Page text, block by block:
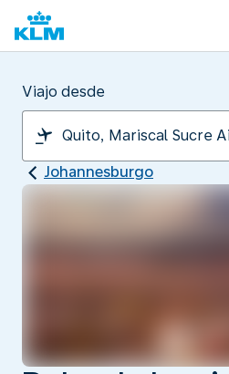
Viajo desde
Johannesburgo